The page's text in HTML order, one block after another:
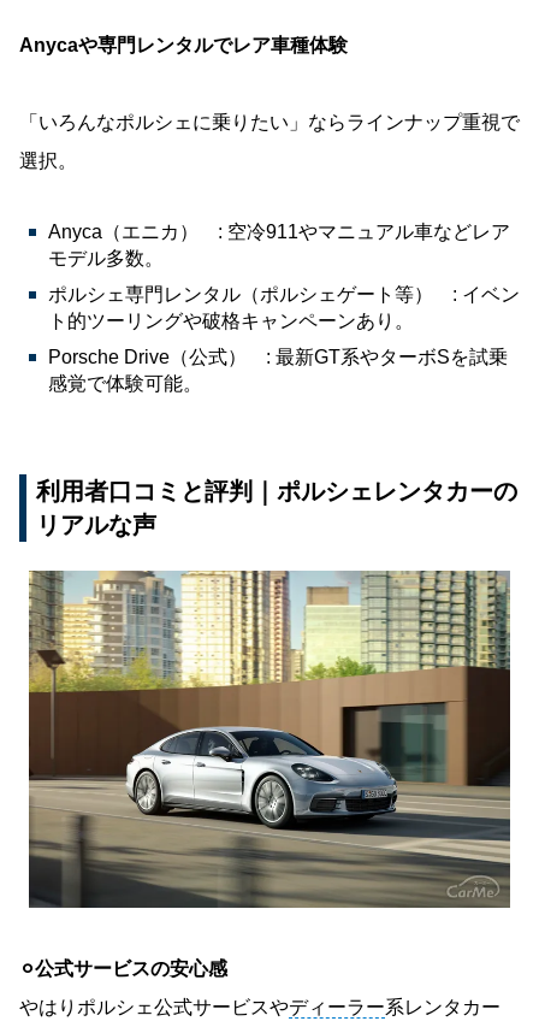
Anycaや専門レンタルでレア車種体験
「いろんなポルシェに乗りたい」ならラインナップ重視で
選択。
Anyca（エニカ） : 空冷911やマニュアル車などレア
モデル多数。
ポルシェ専門レンタル（ポルシェゲート等） : イベン
ト的ツーリングや破格キャンペーンあり。
Porsche Drive（公式） : 最新GT系やターボSを試乗
感覚で体験可能。
利用者口コミと評判｜ポルシェレンタカーの
リアルな声
⚪︎公式サービスの安心感
やはりポルシェ公式サービスやディーラー系レンタカー